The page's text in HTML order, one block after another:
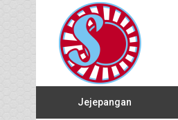
Jejepangan